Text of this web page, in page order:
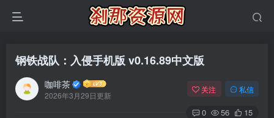
钢铁战队：入侵手机版 v0.16.89中文版
咖啡茶
2026年3月29日更新
关注 私信
0 56 15